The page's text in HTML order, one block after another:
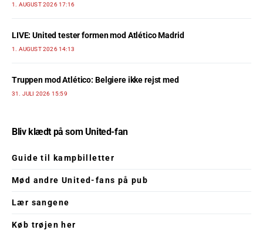
1. AUGUST 2026 17:16
LIVE: United tester formen mod Atlético Madrid
1. AUGUST 2026 14:13
Truppen mod Atlético: Belgiere ikke rejst med
31. JULI 2026 15:59
Bliv klædt på som United-fan
Guide til kampbilletter
Mød andre United-fans på pub
Lær sangene
Køb trøjen her